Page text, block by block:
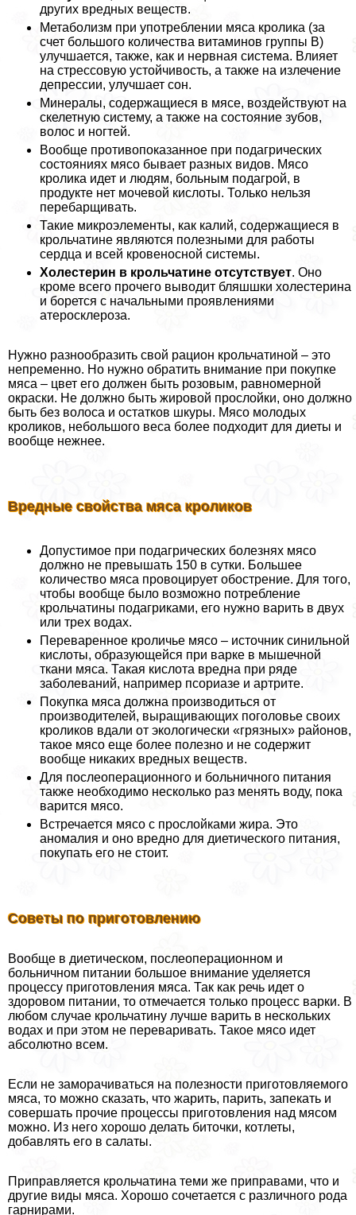
других вредных веществ.
Метаболизм при употрeблении мяса кролика (за
счет большого количества витаминов группы В)
улучшается, также, как и нервная система. Влияет
на стрессовую устойчивость, а также на излечение
депрессии, улучшает сон.
Минералы, содержащиеся в мясе, воздействуют на
скелетную систему, а также на состояние зубов,
волос и ногтей.
Вообще противопоказанное при подагрических
состояниях мясо бывает разных видов. Мясо
кролика идет и людям, больным подагрой, в
продукте нет мочевой кислоты. Только нельзя
перебарщивать.
Такие микроэлементы, как калий, содержащиеся в
крольчатине являются полезными для работы
сердца и всей кровеносной системы.
Холестерин в крольчатине отсутствует. Оно
кроме всего прочего выводит бляшшки холестерина
и борется с начальными проявлениями
атеросклероза.
Нужно разнообразить свой рацион крольчатиной – это
непременно. Но нужно обратить внимание при покупке
мяса – цвет его должен быть розовым, равномерной
окраски. Не должно быть жировой прослойки, оно должно
быть без волоса и остатков шкуры. Мясо молодых
кроликов, небольшого веса более подходит для диеты и
вообще нежнее.
Вредные свойства мяса кроликов
Допустимое при подагрических болезнях мясо
должно не превышать 150 в сутки. Большее
количество мяса провоцирует обострение. Для того,
чтобы вообще было возможно потрeбление
крольчатины подагриками, его нужно варить в двух
или трех водах.
Переваренное кроличье мясо – источник синильной
кислоты, образующейся при варке в мышечной
ткани мяса. Такая кислота вредна при ряде
заболеваний, например псориазе и артрите.
Покупка мяса должна производиться от
производителей, выращивающих поголовье своих
кроликов вдали от экологически «грязных» районов,
такое мясо еще более полезно и не содержит
вообще никаких вредных веществ.
Для послеоперационного и больничного питания
также необходимо несколько раз менять воду, пока
варится мясо.
Встречается мясо с прослойками жира. Это
аномалия и оно вредно для диетического питания,
покупать его не стоит.
Советы по приготовлению
Вообще в диетическом, послеоперационном и
больничном питании большое внимание уделяется
процессу приготовления мяса. Так как речь идет о
здоровом питании, то отмечается только процесс варки. В
любом случае крольчатину лучше варить в нескольких
водах и при этом не переваривать. Такое мясо идет
абсолютно всем.
Если не заморачиваться на полезности приготовляемого
мяса, то можно сказать, что жарить, парить, запекать и
совершать прочие процессы приготовления над мясом
можно. Из него хорошо делать биточки, котлеты,
добавлять его в салаты.
Приправляется крольчатина теми же приправами, что и
другие виды мяса. Хорошо сочетается с различного рода
гарнирами.